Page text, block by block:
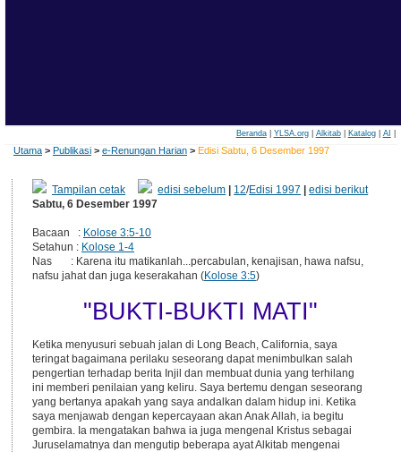
Beranda| YLSA.org| Alkitab| Katalog| AI
Utama > Publikasi > e-Renungan Harian > Edisi Sabtu, 6 Desember 1997
Tampilan cetak edisi sebelum 12/Edisi 1997 |edisi berikut
Sabtu, 6 Desember 1997
Bacaan : Kolose 3:5-10
Setahun : Kolose 1-4
Nas : Karena itu matikanlah...percabulan, kenajisan, hawa nafsu,
nafsu jahat dan juga keserakahan (Kolose 3:5)
"BUKTI-BUKTI MATI"
Ketika menyusuri sebuah jalan di Long Beach, California, saya
teringat bagaimana perilaku seseorang dapat menimbulkan salah
pengertian terhadap berita Injil dan membuat dunia yang terhilang
ini memberi penilaian yang keliru. Saya bertemu dengan seseorang
yang bertanya apakah yang saya andalkan dalam hidup ini. Ketika
saya menjawab dengan kepercayaan akan Anak Allah, ia begitu
gembira. Ia mengatakan bahwa ia juga mengenal Kristus sebagai
Juruselamatnya dan mengutip beberapa ayat Alkitab mengenai